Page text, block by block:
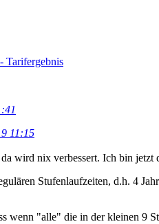
Tarifergebnis
11:15
wird nix verbessert. Ich bin jetzt
Stufenlaufzeiten, d.h. 4
wenn "alle" die in der kleinen 9